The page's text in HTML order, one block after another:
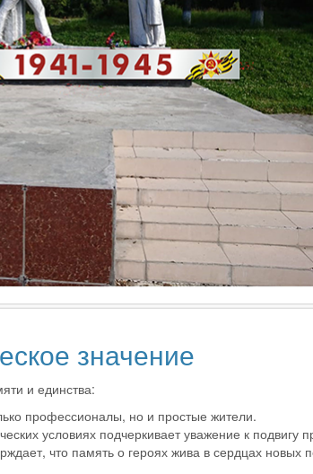
значение
и единства:
профессионалы, но и простые жители.
условиях подчеркивает уважение к подвигу
что память о героях жива в сердцах новых